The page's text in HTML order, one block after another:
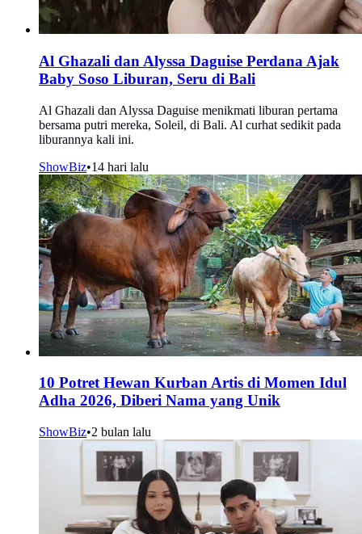
Al Ghazali dan Alyssa Daguise Perdana Ajak
Baby Soso Liburan, Seru di Bali
Al Ghazali dan Alyssa Daguise menikmati liburan pertama
bersama putri mereka, Soleil, di Bali. Al curhat sedikit pada
liburannya kali ini.
ShowBiz•14 hari lalu
10 Potret Hewan Kurban Artis di Momen Idul
Adha 2026, Diberi Nama yang Unik
ShowBiz•2 bulan lalu